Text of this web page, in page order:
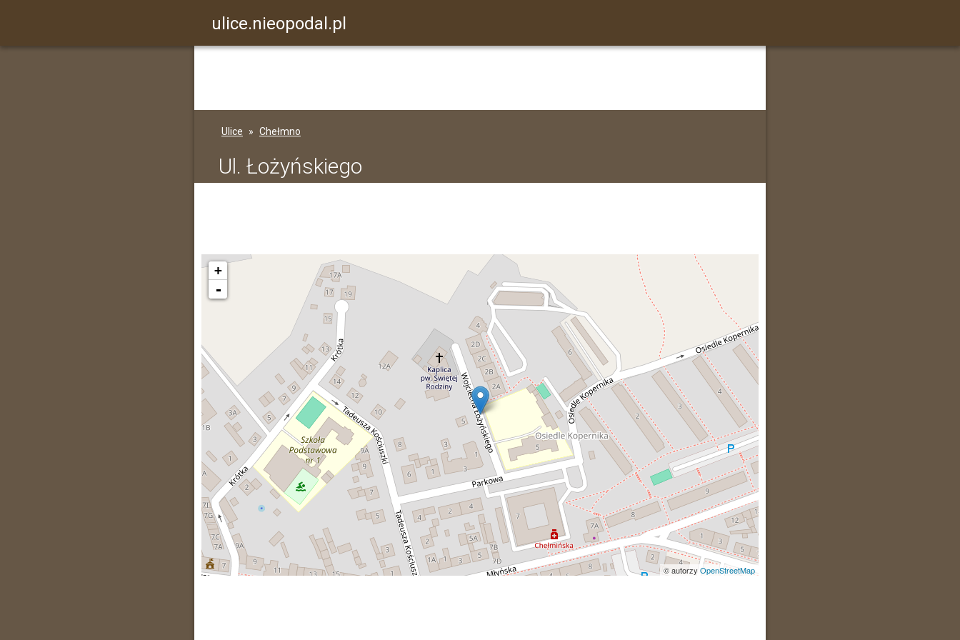
ulice.nieopodal.pl
Ulice Chełmno
Ul. Łożyńskiego
+
-
© autorzy OpenStreetMap